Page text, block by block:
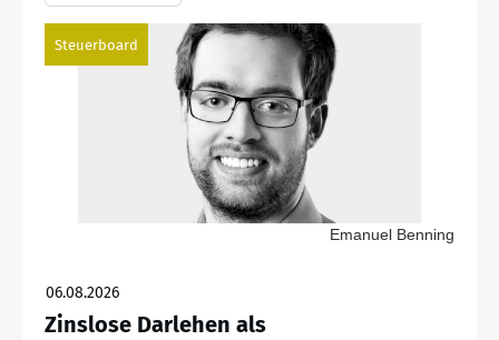
Steuerboard
Emanuel Benning
06.08.2026
Zinslose Darlehen als